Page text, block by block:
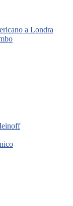
a Londra